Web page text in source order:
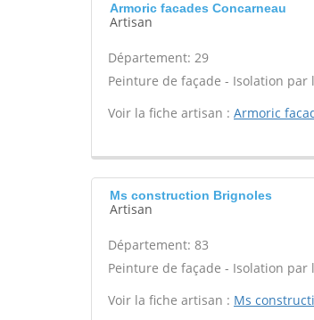
Armoric facades Concarneau
Artisan
Département: 29
Peinture de façade - Isolation par
Voir la fiche artisan : Armoric
Ms construction Brignoles
Artisan
Département: 83
Peinture de façade - Isolation par
Voir la fiche artisan : Ms